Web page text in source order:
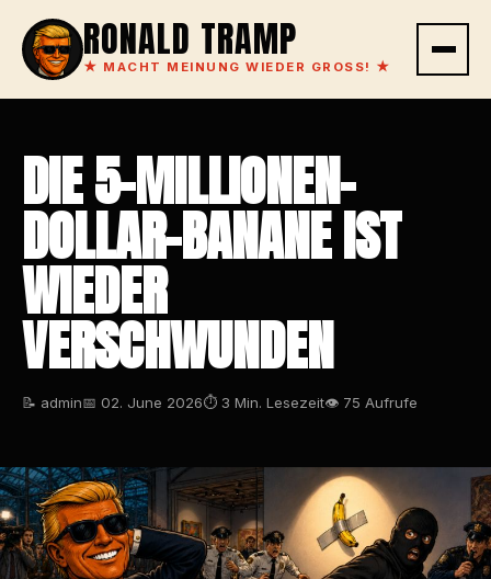
RONALD TRAMP
★ MACHT MEINUNG WIEDER GROSS! ★
DIE 5-MILLIONEN-
DOLLAR-BANANE IST
WIEDER
VERSCHWUNDEN
📝 admin📅 02. June 2026⏱ 3 Min. Lesezeit👁 75 Aufrufe